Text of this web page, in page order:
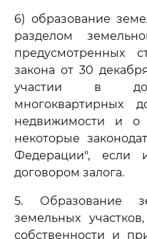
6) образование
разделом
предусмотренных
закона от 30
участии в
многоквартирных
недвижимости и о
некоторые
Федерации", если
договором залога.
5. Образование
земельных
собственности и